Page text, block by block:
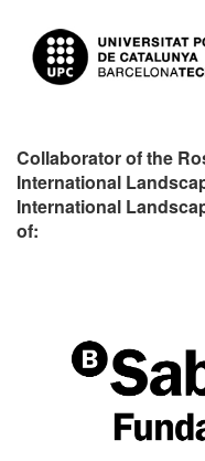
Collaborator of the
International
International
of: